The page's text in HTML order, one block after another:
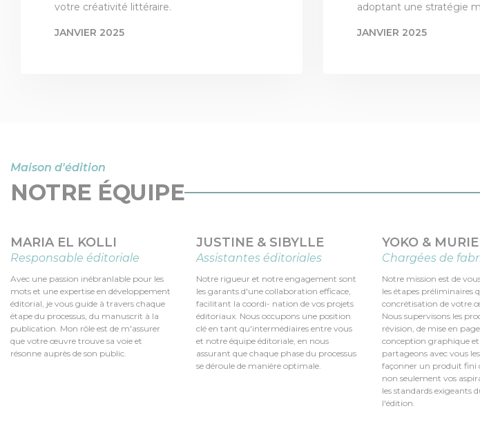
votre créativité littéraire.
JANVIER 2025
adoptant une stratégie
JANVIER 2025
Maison d'édition
NOTRE ÉQUIPE
MARIA EL KOLLI
Responsable éditoriale
Avec une passion inébranlable pour les
mots et une expertise en développement
éditorial, je vous guide à travers chaque
étape du processus, du manuscrit à la
publication. Mon rôle est de m'assurer
que votre œuvre trouve sa voie et
résonne auprès de son public.
JUSTINE & SIBYLLE
Assistantes éditoriales
Notre rigueur et notre engagement sont
les garants d'une collaboration efficace,
facilitant la coordi- nation de vos projets
éditoriaux. Nous occupons une position
clé en tant qu'intermédiaires entre vous
et notre équipe éditoriale, en nous
assurant que chaque phase du processus
se déroule de manière optimale.
YOKO &
Chargées de
Notre mission est de
les étapes préliminaires
concrétisation de votre
Nous supervisons les
révision, de mise en
conception graphique
partageons avec vous
façonner un produit fini
non seulement vos
les standards exigeants
l'édition.